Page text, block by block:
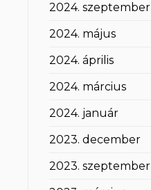
2024. szeptember
2024. május
2024. április
2024. március
2024. január
2023. december
2023. szeptember